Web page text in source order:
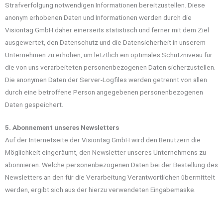
Strafverfolgung notwendigen Informationen bereitzustellen. Diese
anonym erhobenen Daten und Informationen werden durch die
Visiontag GmbH daher einerseits statistisch und ferner mit dem Ziel
ausgewertet, den Datenschutz und die Datensicherheit in unserem
Unternehmen zu erhöhen, um letztlich ein optimales Schutzniveau für
die von uns verarbeiteten personenbezogenen Daten sicherzustellen.
Die anonymen Daten der Server-Logfiles werden getrennt von allen
durch eine betroffene Person angegebenen personenbezogenen
Daten gespeichert.
5. Abonnement unseres Newsletters
Auf der Internetseite der Visiontag GmbH wird den Benutzern die
Möglichkeit eingeräumt, den Newsletter unseres Unternehmens zu
abonnieren. Welche personenbezogenen Daten bei der Bestellung des
Newsletters an den für die Verarbeitung Verantwortlichen übermittelt
werden, ergibt sich aus der hierzu verwendeten Eingabemaske.